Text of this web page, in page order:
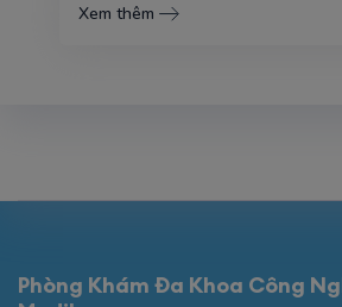
Xem thêm
Phòng Khám Đa Khoa Công